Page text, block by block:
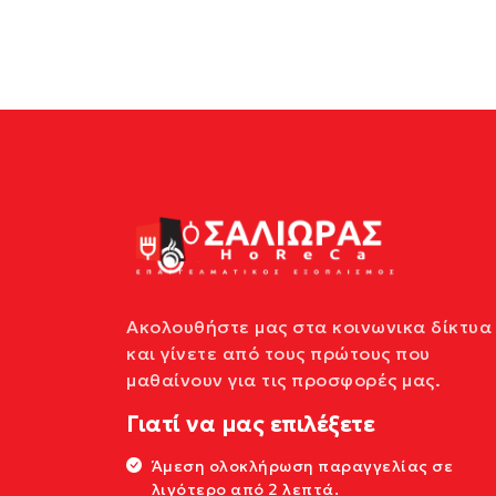
Ακολουθήστε μας στα κοινωνικα δίκτυα
και γίνετε από τους πρώτους που
μαθαίνουν για τις προσφορές μας.
Γιατί να μας επιλέξετε
Άμεση ολοκλήρωση παραγγελίας σε
λιγότερο από 2 λεπτά.